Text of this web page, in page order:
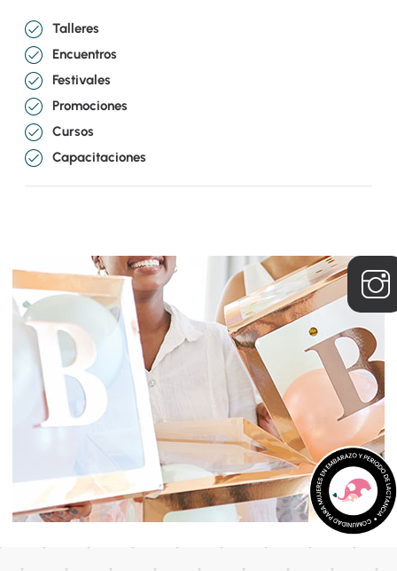
Talleres
Encuentros
Festivales
Promociones
Cursos
Capacitaciones